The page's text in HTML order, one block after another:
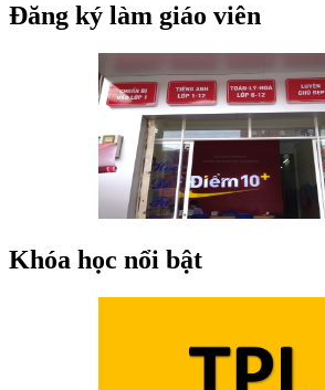
Đăng ký làm giáo viên
Khóa học nổi bật